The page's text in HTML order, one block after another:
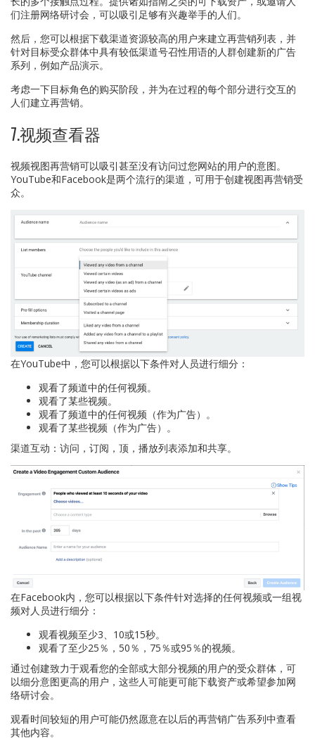
们注册网络研讨会，可以吸引足够有兴趣举手的人们。
然后，您可以根据下载渠道资源较高的用户来建立再营销列表，并
针对目标受众群体中具有较低渠道号召性用语的人群创建新的广告
系列，例如产品演示。
考虑一下目标角色的购买阶段，并为在过程的每个部分进行交互的
人们建立再营销。
7.视频查看器
视频视图再营销可以吸引甚至没有访问过您网站的用户的意图。
YouTube和Facebook是两个流行的渠道，可用于创建视图再营销受
众。
在YouTube中，您可以根据以下条件对人员进行细分：
观看了频道中的任何视频。
观看了某些视频。
观看了频道中的任何视频（作为广告）。
观看了某些视频（作为广告）。
渠道互动：访问，订阅，顶，播放列表添加和共享。
在Facebook内，您可以根据以下条件针对选择的任何视频或一组视
频对人员进行细分：
观看视频至少3、10或15秒。
观看了至少25％，50％，75％或95％的视频。
通过创建致力于观看您的全部或大部分视频的用户的受众群体，可
以细分意图更高的用户，这些人可能更可能下载资产或希望参加网
络研讨会。
观看时间较短的用户可能仍然愿意在以后的再营销广告系列中查看
其他内容。